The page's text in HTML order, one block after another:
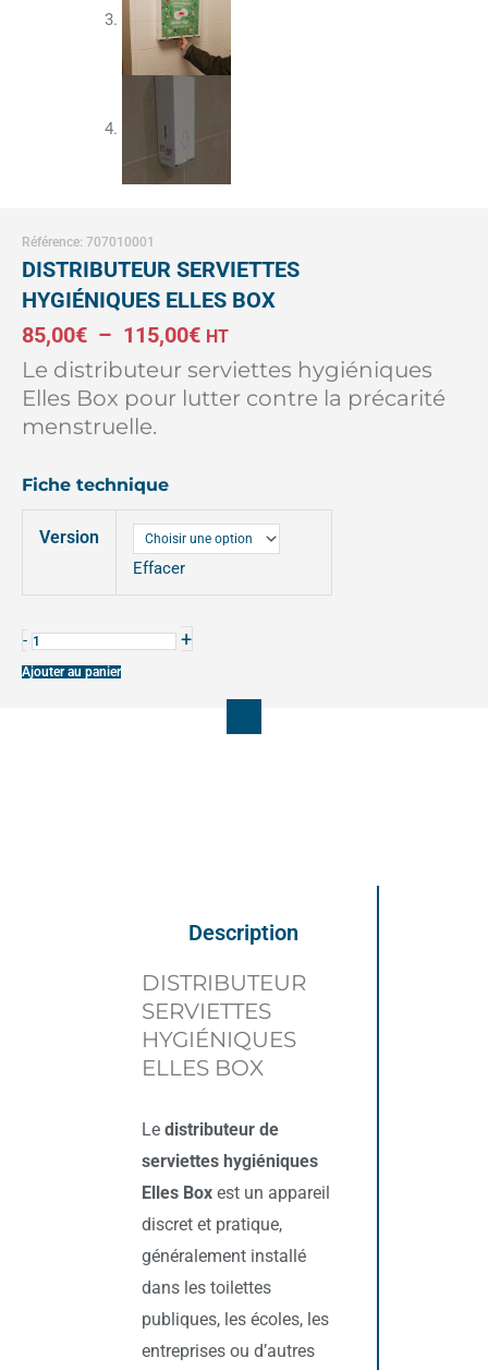
Référence: 707010001
DISTRIBUTEUR SERVIETTES
HYGIÉNIQUES ELLES BOX
85,00€ – 115,00€Plage
de
prix :
115,00€
HT
Le distributeur serviettes hygiéniques
Elles Box pour lutter contre la précarité
menstruelle.
Fiche technique
Version
Effacer
-
de
DISTRIBUTEUR
+
Ajouter au panier
Description
DISTRIBUTEUR
SERVIETTES
HYGIÉNIQUES
ELLES BOX
Le distributeur de
serviettes hygiéniques
Elles Box est un appareil
discret et pratique,
généralement installé
dans les toilettes
publiques, les écoles, les
entreprises ou d’autres